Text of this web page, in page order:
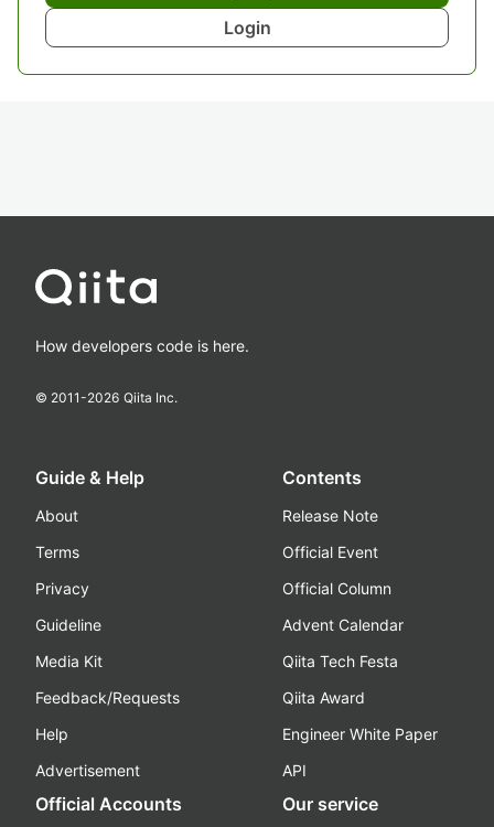
Login
How developers code is here.
© 2011-2026 Qiita Inc.
Guide & Help
About
Terms
Privacy
Guideline
Media Kit
Feedback/Requests
Help
Advertisement
Contents
Release Note
Official Event
Official Column
Advent Calendar
Qiita Tech Festa
Qiita Award
Engineer White Paper
API
Official Accounts Our service